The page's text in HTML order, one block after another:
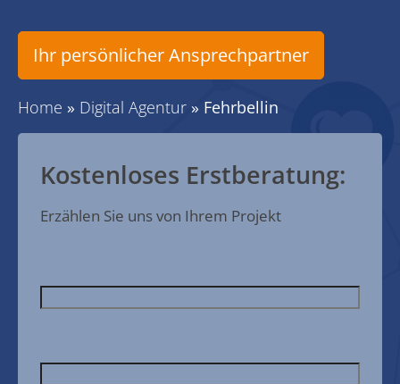
Ihr persönlicher Ansprechpartner
Home » Digital Agentur » Fehrbellin
Kostenloses Erstberatung:
Erzählen Sie uns von Ihrem Projekt